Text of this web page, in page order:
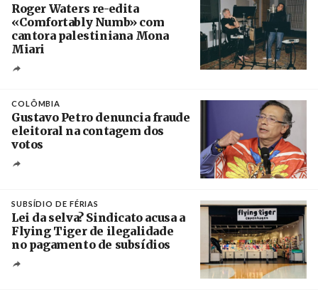
Roger Waters re-edita
«Comfortably Numb» com
cantora palestiniana Mona
Miari
COLÔMBIA
Gustavo Petro denuncia fraude
eleitoral na contagem dos
votos
SUBSÍDIO DE FÉRIAS
Lei da selva? Sindicato acusa a
Flying Tiger de ilegalidade
no pagamento de subsídios